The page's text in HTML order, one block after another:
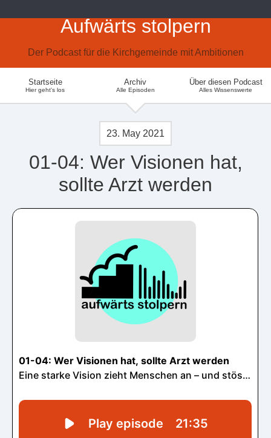
Aufwärts stolpern
Der Podcast für die Kirchgemeinde mit Ambitionen
Startseite
Hier geht's los
Archiv
Alle Episoden
Über diesen Podcast
Alles Wissenswerte
23. May 2021
01-04: Wer Visionen hat,
sollte Arzt werden